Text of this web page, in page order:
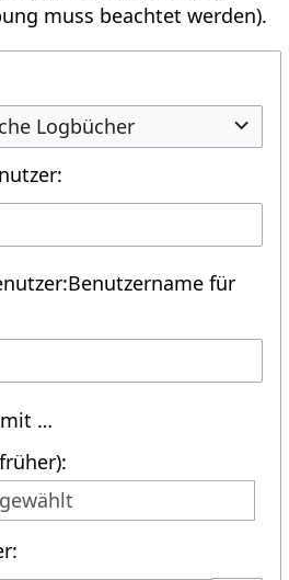
muss beachtet werden).
Logbücher
für
…